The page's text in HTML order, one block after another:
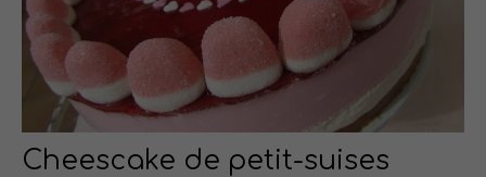
Cheescake de petit-suises